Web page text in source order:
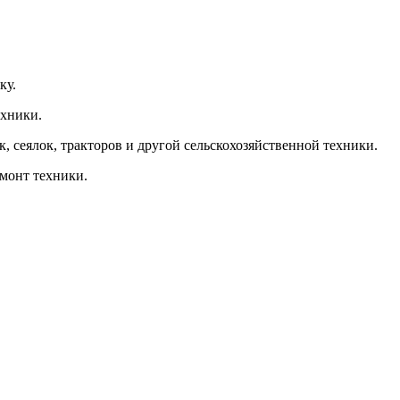
тракторов и другой сельскохозяйственной техники.
техники.